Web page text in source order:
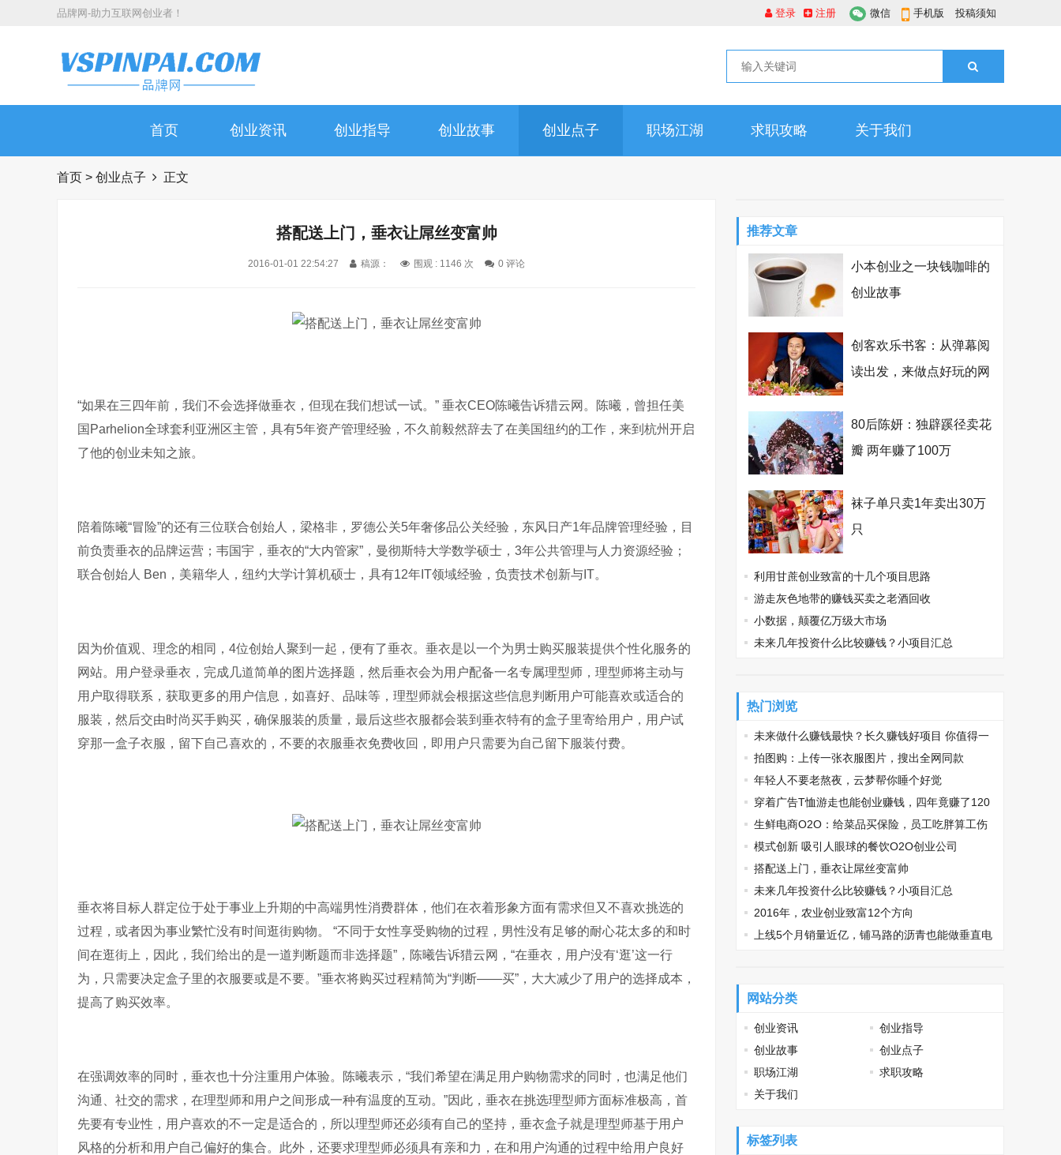
品牌网-助力互联网创业者！ 登录 注册 微信 手机版 投稿须知
首页 创业资讯 创业指导 创业故事 创业点子 职场江湖 求职攻略 关于我们
首页 > 创业点子 正文
搭配送上门，垂衣让屌丝变富帅
2016-01-01 22:54:27 稿源： 围观 : 1146 次 0 评论
“如果在三四年前，我们不会选择做垂衣，但现在我们想试一试。” 垂衣CEO陈曦告诉猎云网。陈曦，曾担任美
国Parhelion全球套利亚洲区主管，具有5年资产管理经验，不久前毅然辞去了在美国纽约的工作，来到杭州开启
了他的创业未知之旅。
陪着陈曦“冒险”的还有三位联合创始人，梁格非，罗德公关5年奢侈品公关经验，东风日产1年品牌管理经验，目
前负责垂衣的品牌运营；韦国宇，垂衣的“大内管家”，曼彻斯特大学数学硕士，3年公共管理与人力资源经验；
联合创始人 Ben，美籍华人，纽约大学计算机硕士，具有12年IT领域经验，负责技术创新与IT。
因为价值观、理念的相同，4位创始人聚到一起，便有了垂衣。垂衣是以一个为男士购买服装提供个性化服务的
网站。用户登录垂衣，完成几道简单的图片选择题，然后垂衣会为用户配备一名专属理型师，理型师将主动与
用户取得联系，获取更多的用户信息，如喜好、品味等，理型师就会根据这些信息判断用户可能喜欢或适合的
服装，然后交由时尚买手购买，确保服装的质量，最后这些衣服都会装到垂衣特有的盒子里寄给用户，用户试
穿那一盒子衣服，留下自己喜欢的，不要的衣服垂衣免费收回，即用户只需要为自己留下服装付费。
垂衣将目标人群定位于处于事业上升期的中高端男性消费群体，他们在衣着形象方面有需求但又不喜欢挑选的
过程，或者因为事业繁忙没有时间逛街购物。 “不同于女性享受购物的过程，男性没有足够的耐心花太多的和时
间在逛街上，因此，我们给出的是一道判断题而非选择题”，陈曦告诉猎云网，“在垂衣，用户没有‘逛’这一行
为，只需要决定盒子里的衣服要或是不要。”垂衣将购买过程精简为“判断——买”，大大减少了用户的选择成本，
提高了购买效率。
在强调效率的同时，垂衣也十分注重用户体验。陈曦表示，“我们希望在满足用户购物需求的同时，也满足他们
沟通、社交的需求，在理型师和用户之间形成一种有温度的互动。”因此，垂衣在挑选理型师方面标准极高，首
先要有专业性，用户喜欢的不一定是适合的，所以理型师还必须有自己的坚持，垂衣盒子就是理型师基于用户
风格的分析和用户自己偏好的集合。此外，还要求理型师必须具有亲和力，在和用户沟通的过程中给用户良好
推荐文章
小本创业之一块钱咖啡的
创业故事
创客欢乐书客：从弹幕阅
读出发，来做点好玩的网
80后陈妍：独辟蹊径卖花
瓣 两年赚了100万
袜子单只卖1年卖出30万
只
利用甘蔗创业致富的十几个项目思路
游走灰色地带的赚钱买卖之老酒回收
小数据，颠覆亿万级大市场
未来几年投资什么比较赚钱？小项目汇总
热门浏览
未来做什么赚钱最快？长久赚钱好项目 你值得一
看拍图购：上传一张衣服图片，搜出全网同款
年轻人不要老熬夜，云梦帮你睡个好觉
穿着广告T恤游走也能创业赚钱，四年竟赚了120
0万生鲜电商O2O：给菜品买保险，员工吃胖算工伤
模式创新 吸引人眼球的餐饮O2O创业公司
搭配送上门，垂衣让屌丝变富帅
未来几年投资什么比较赚钱？小项目汇总
2016年，农业创业致富12个方向
上线5个月销量近亿，铺马路的沥青也能做垂直电
网站分类
创业资讯
创业指导
创业故事
创业点子
职场江湖
求职攻略
关于我们
标签列表